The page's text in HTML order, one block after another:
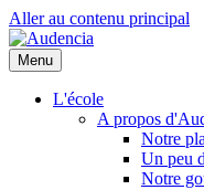
Aller au contenu principal
Menu
L'école
A propos
Notre
Un peu
Notre